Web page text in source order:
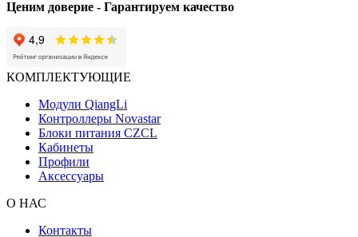
Ценим доверие - Гарантируем качество
КОМПЛЕКТУЮЩИЕ
Модули QiangLi
Контроллеры Novastar
Блоки питания CZCL
Кабинеты
Профили
Аксессуары
О НАС
Контакты